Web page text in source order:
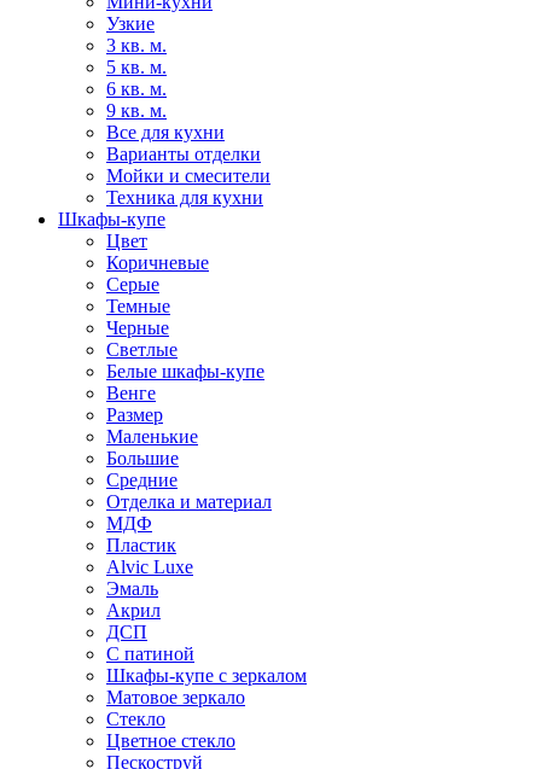
Узкие
3 кв. м.
5 кв. м.
6 кв. м.
9 кв. м.
Все для кухни
Варианты отделки
Мойки и смесители
Техника для кухни
Шкафы-купе
Цвет
Коричневые
Серые
Темные
Черные
Светлые
Белые шкафы-купе
Венге
Размер
Маленькие
Большие
Средние
Отделка и материал
МДФ
Пластик
Alvic Luxe
Эмаль
Акрил
ДСП
С патиной
Шкафы-купе с зеркалом
Матовое зеркало
Стекло
Цветное стекло
Пескоструй